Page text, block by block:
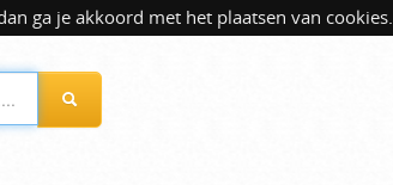
ga je akkoord met het plaatsen van cookies.